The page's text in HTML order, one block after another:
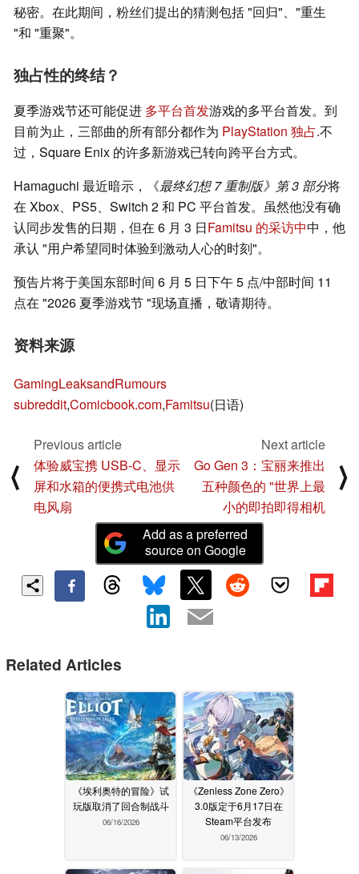
秘密。在此期间，粉丝们提出的猜测包括 "回归"、"重生
"和 "重聚"。
独占性的终结？
夏季游戏节还可能促进 多平台首发游戏的多平台首发。到
目前为止，三部曲的所有部分都作为 PlayStation 独占.不
过，Square Enix 的许多新游戏已转向跨平台方式。
Hamaguchi 最近暗示，《最终幻想 7 重制版》第 3 部分将
在 Xbox、PS5、Switch 2 和 PC 平台首发。虽然他没有确
认同步发售的日期，但在 6 月 3 日Famitsu 的采访中中，他
承认 "用户希望同时体验到激动人心的时刻"。
预告片将于美国东部时间 6 月 5 日下午 5 点/中部时间 11
点在 "2026 夏季游戏节 "现场直播，敬请期待。
资料来源
GamingLeaksandRumours
subreddit,Comicbook.com,Famitsu(日语)
⟨
Previous article
体验威宝携 USB-C、显示
屏和水箱的便携式电池供
电风扇
Next article
Go Gen 3：宝丽来推出
五种颜色的 "世界上最
小的即拍即得相机
⟩
Add as a preferred
source on Google
Related Articles
《埃利奥特的冒险》试
玩版取消了回合制战斗
06/16/2026
《Zenless Zone Zero》
3.0版定于6月17日在
Steam平台发布
06/13/2026